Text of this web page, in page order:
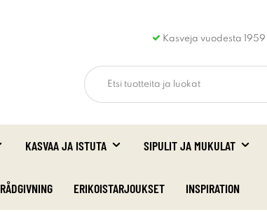
Kasveja vuodesta 1959
KASVAA JA ISTUTA SIPULIT JA MUKULAT
RÅDGIVNING ERIKOISTARJOUKSET INSPIRATION